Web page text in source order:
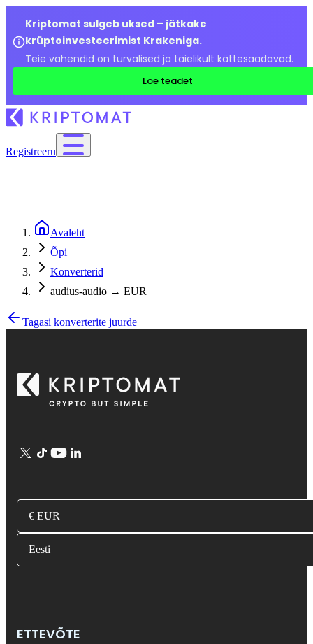
Kriptomat sulgeb uksed – jätkake
krüptoinvesteerimist Krakeniga.
Teie vahendid on turvalised ja täielikult kättesaadavad.
Loe teadet
Registreeru
Avaleht
Õpi
Konverterid
audius-audio → EUR
Tagasi konverterite juurde
€ EUR
Eesti
ETTEVÕTE